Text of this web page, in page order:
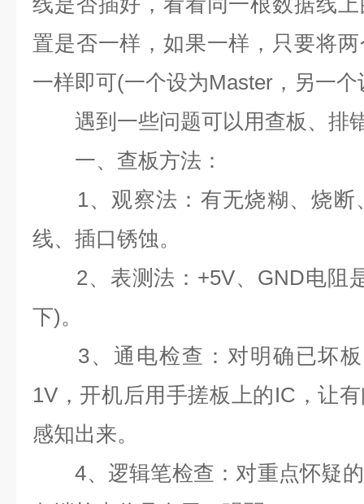
置是否一样，如果一样，只要将
一样即可(一个设为Master ，另一
遇到一些问题可以用查板、排
一、查板方法：
1、观察法：有无烧糊、烧
线、插口锈蚀。
2、表测法： +5V、 GND电阻
下)。
3、通电检查：对明确已坏
1V ，开机后用手搓板上的IC ，让
感知出来。
4、逻辑笔检查：对重点怀疑的